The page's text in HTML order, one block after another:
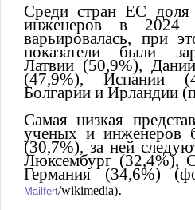
Среди стран ЕС
инженеров в 2024
варьировалась, при
показатели были
Латвии (50,9%),
(47,9%), Испании
Болгарии и Ирландии
Самая низкая
ученых и инженеров
(30,7%), за ней
Люксембург (32,4%),
Германия (34,6%)
Mailfert/wikimedia).